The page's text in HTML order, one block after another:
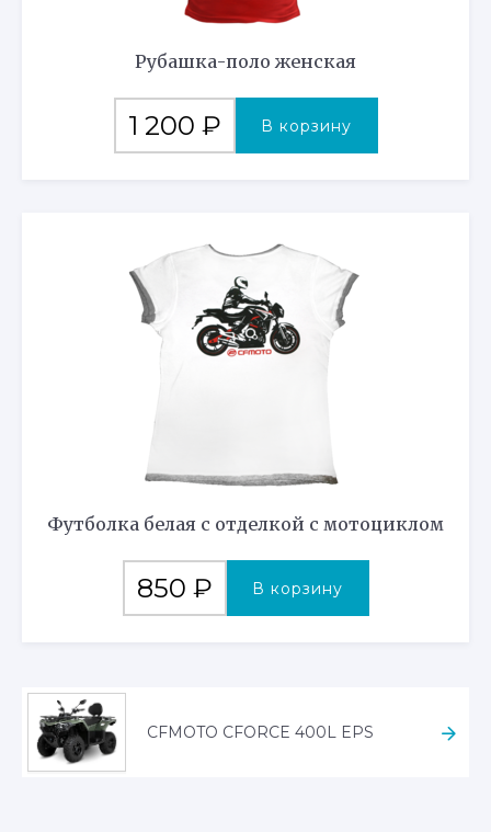
Рубашка-поло женская
1 200 ₽ В корзину
Футболка белая с отделкой с мотоциклом
850 ₽ В корзину
CFMOTO CFORCE 400L EPS